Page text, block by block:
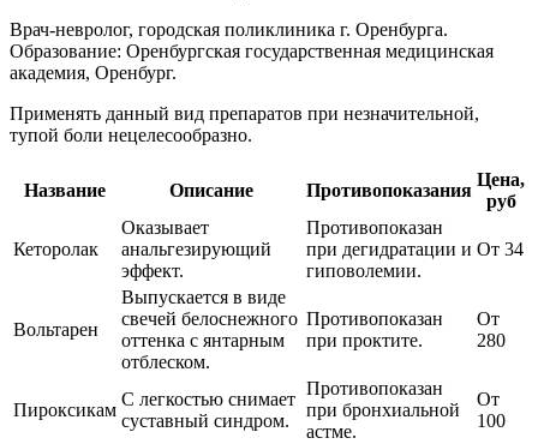
Врач-невролог, городская поликлиника г. Оренбурга.
Образование: Оренбургская государственная медицинская
академия, Оренбург.
Применять данный вид препаратов при незначительной,
тупой боли нецелесообразно.
Название Описание Противопоказания
Цена,
руб
Кеторолак
Оказывает
анальгезирующий
эффект.
Противопоказан
при дегидратации и
гиповолемии.
От 34
Вольтарен
Выпускается в виде
свечей белоснежного
оттенка с янтарным
отблеском.
Противопоказан
при проктите.
От
280
Пироксикам
С легкостью снимает
суставный синдром.
Противопоказан
при бронхиальной
астме.
От
100